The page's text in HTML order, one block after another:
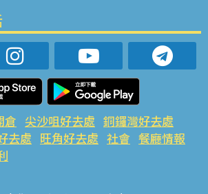
倉 尖沙咀好去處 銅鑼灣好去處
去處 旺角好去處 社會 餐廳情報